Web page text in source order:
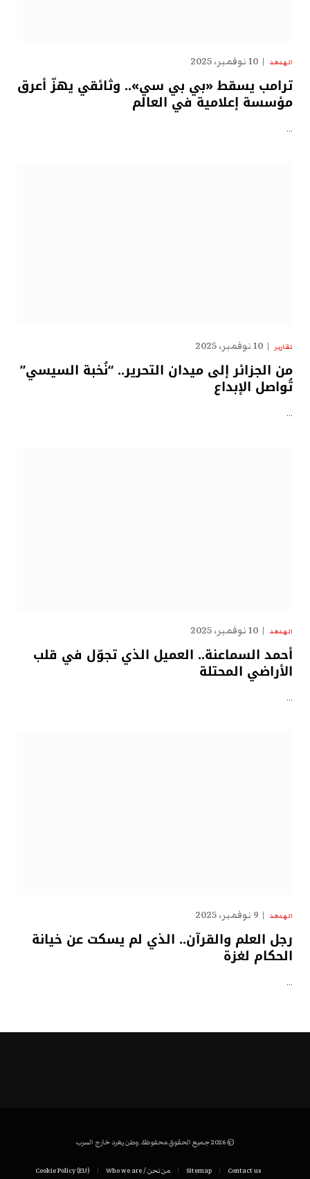
الهدهد 10 نوفمبر، 2025
ترامب يسقط «بي بي سي».. وثائقي يهزّ أعرق
مؤسسة إعلامية في العالم
…
تقارير 10 نوفمبر، 2025
من الجزائر إلى ميدان التحرير.. “نُخبة السيسي”
تُواصل الإبداع
…
الهدهد 10 نوفمبر، 2025
أحمد السماعنة.. العميل الذي تجوّل في قلب
الأراضي المحتلة
…
الهدهد 9 نوفمبر، 2025
رجل العلم والقرآن.. الذي لم يسكت عن خيانة
الحكام لغزة
…
© 2026 جميع الحقوق محفوظة. وطن يغرد خارج السرب
Contact us
Sitemap من نحن / Who we are Cookie Policy (EU)